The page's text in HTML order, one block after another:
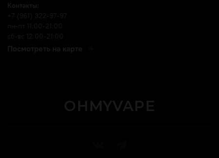
Контакты:
+7 (961) 322-97-97
пн-пт 11:00-21:00
сб-вс 12:00-21:00
Посмотреть на карте
OHMYVAPE